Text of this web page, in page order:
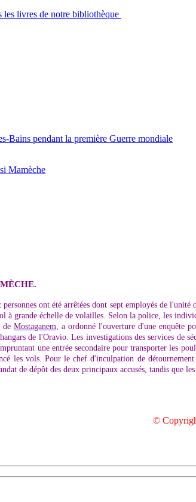
livres de notre bibliothèque
Bains pendant la première Guerre mondiale
Mamèche
personnes ont été arrêtées dont sept employés de
à grande échelle de volailles. Selon la police, les
de Mostaganem, a ordonné l'ouverture d'une enquête
de l'Oravio. Les investigations des services
une entrée secondaire pour transporter les
les vols. Pour le chef d'inculpation de
de dépôt des deux principaux accusés, tandis que
©